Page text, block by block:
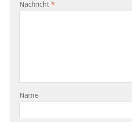
Nachricht *
Name